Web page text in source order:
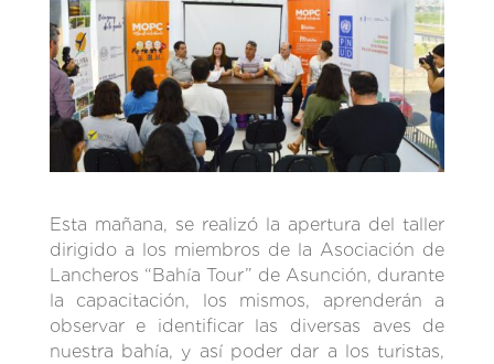
Esta mañana, se realizó la apertura del taller
dirigido a los miembros de la Asociación de
Lancheros “Bahía Tour” de Asunción, durante
la capacitación, los mismos, aprenderán a
observar e identificar las diversas aves de
nuestra bahía, y así poder dar a los turistas,